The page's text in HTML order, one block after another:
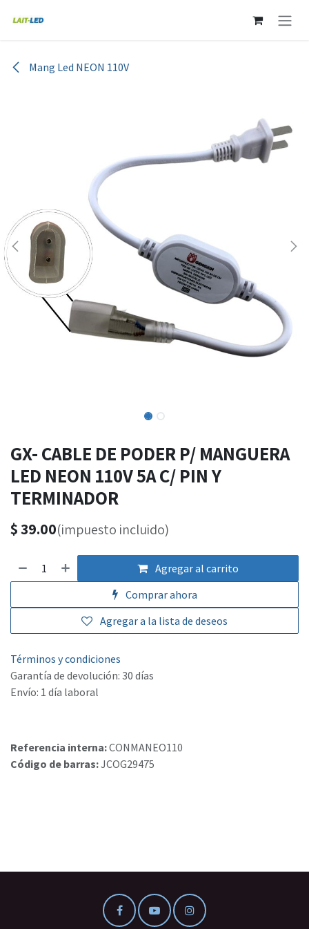
Mang Led NEON 110V
GX- CABLE DE PODER P/ MANGUERA
LED NEON 110V 5A C/ PIN Y
TERMINADOR
$39.00(impuesto incluido)
Agregar al carrito
Comprar ahora
Agregar a la lista de deseos
Términos y condiciones
Garantía de devolución: 30 días
Envío: 1 día laboral
Referencia interna:CONMANEO110
Código de barras:JCOG29475